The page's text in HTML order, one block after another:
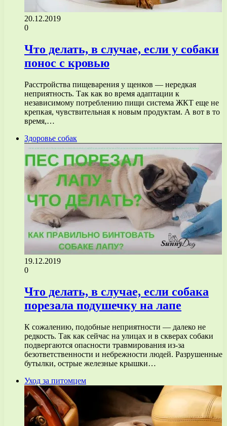
20.12.2019
0
Что делать, в случае, если у собаки
понос с кровью
Расстройства пищеварения у щенков — нередкая
неприятность. Так как во время адаптации к
независимому потреблению пищи система ЖКТ еще не
крепкая, чувствительная к новым продуктам. А вот в то
время,…
Здоровье собак
19.12.2019
0
Что делать, в случае, если собака
порезала подушечку на лапе
К сожалению, подобные неприятности — далеко не
редкость. Так как сейчас на улицах и в скверах собаки
подвергаются опасности травмирования из-за
безответственности и небрежности людей. Разрушенные
бутылки, острые железные крышки…
Уход за питомцем